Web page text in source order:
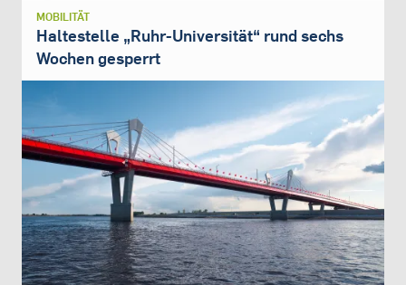
MOBILITÄT
Haltestelle „Ruhr-Universität“ rund sechs
Wochen gesperrt